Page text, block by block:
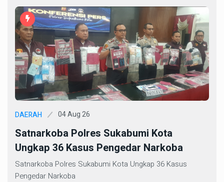
DAERAH 04 Aug 26
Satnarkoba Polres Sukabumi Kota
Ungkap 36 Kasus Pengedar Narkoba
Satnarkoba Polres Sukabumi Kota Ungkap 36 Kasus
Pengedar Narkoba